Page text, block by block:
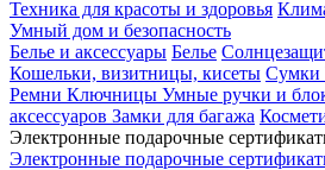
Техника для красоты и здоровья
Умный дом и безопасность
Белье и аксессуары Белье
Кошельки, визитницы, кисеты Сумки
Ремни Ключницы Умные ручки и
аксессуаров Замки для багажа
Электронные подарочные
Электронные подарочные